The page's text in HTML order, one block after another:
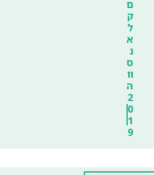
ם
ק
ל
א
נ
ס
וו
ה
2
0
1
9